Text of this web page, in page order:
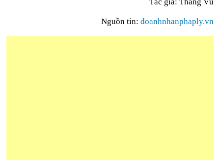
Nguồn tin: doanhnhanphaply.vn